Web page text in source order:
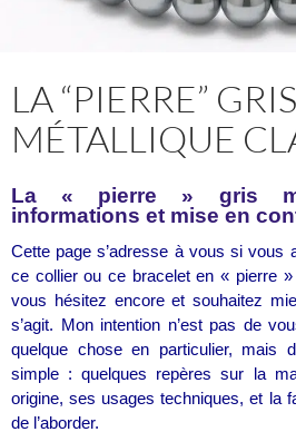
LA “PIERRE” GRIS
MÉTALLIQUE
La « pierre » gris
informations et mise en
Cette page s’adresse à vous si vous
ce collier ou ce bracelet en « pierre
vous hésitez encore et souhaitez
s’agit. Mon intention n’est pas de
quelque chose en particulier, mais
simple : quelques repères sur la
origine, ses usages techniques, et la
de l’aborder.